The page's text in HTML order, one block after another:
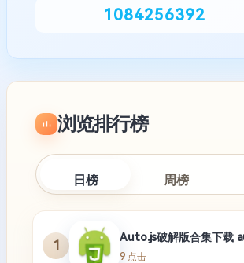
1084256392
浏览排行榜
日榜 周榜
1
Auto.js破解版合集下载
9 点击